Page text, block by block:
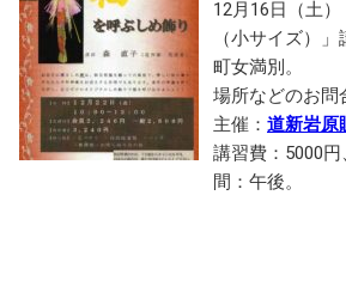
12月16日（土
（小サイズ）
町女満別。
場所などのお
主催： 道新岩原
講習費：5000
間：午後。